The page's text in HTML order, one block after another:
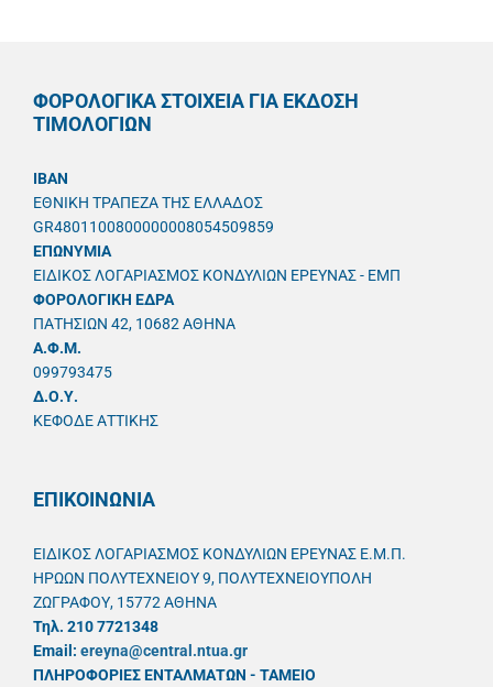
ΦΟΡΟΛΟΓΙΚΑ ΣΤΟΙΧΕΙΑ ΓΙΑ ΕΚΔΟΣΗ
ΤΙΜΟΛΟΓΙΩΝ
IBAN
ΕΘΝΙΚΗ ΤΡΑΠΕΖΑ ΤΗΣ ΕΛΛΑΔΟΣ
GR4801100800000008054509859
ΕΠΩΝΥΜΙΑ
ΕΙΔΙΚΟΣ ΛΟΓΑΡΙΑΣΜΟΣ ΚΟΝΔΥΛΙΩΝ ΕΡΕΥΝΑΣ - ΕΜΠ
ΦΟΡΟΛΟΓΙΚΗ ΕΔΡΑ
ΠΑΤΗΣΙΩΝ 42, 10682 ΑΘΗΝΑ
A.Φ.Μ.
099793475
Δ.Ο.Υ.
ΚΕΦΟΔΕ ΑΤΤΙΚΗΣ
ΕΠΙΚΟΙΝΩΝΙΑ
ΕΙΔΙΚΟΣ ΛΟΓΑΡΙΑΣΜΟΣ ΚΟΝΔΥΛΙΩΝ ΕΡΕΥΝΑΣ Ε.Μ.Π.
ΗΡΩΩΝ ΠΟΛΥΤΕΧΝΕΙΟΥ 9, ΠΟΛΥΤΕΧΝΕΙΟΥΠΟΛΗ
ΖΩΓΡΑΦΟΥ, 15772 ΑΘΗΝΑ
Τηλ. 210 7721348
Email: ereyna@central.ntua.gr
ΠΛΗΡΟΦΟΡΙΕΣ ΕΝΤΑΛΜΑΤΩΝ - ΤΑΜΕΙΟ